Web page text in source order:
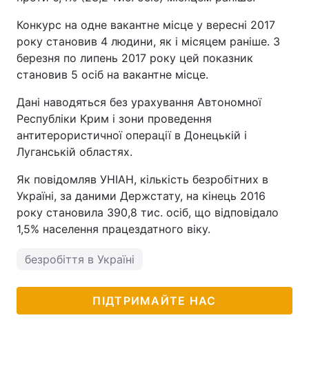
Конкурс на одне вакантне місце у вересні 2017
року становив 4 людини, як і місяцем раніше. З
березня по липень 2017 року цей показник
становив 5 осіб на вакантне місце.
Дані наводяться без урахування Автономної
Республіки Крим і зони проведення
антитерористичної операції в Донецькій і
Луганській областях.
Як повідомляв УНІАН, кількість безробітних в
Україні, за даними Держстату, на кінець 2016
року становила 390,8 тис. осіб, що відповідало
1,5% населення працездатного віку.
безробіття в Україні
ПІДТРИМАЙТЕ НАС